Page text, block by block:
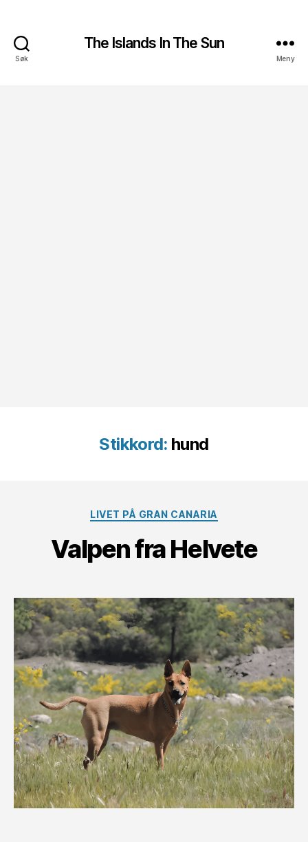
Søk
The Islands In The Sun
Meny
Stikkord: hund
Kategorier
LIVET PÅ GRAN CANARIA
Valpen fra Helvete